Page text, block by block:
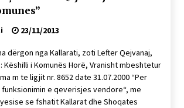
23/11/2013
dërgon nga Kallarati, zoti Lefter Qejvanaj,
i Komunës Horë, Vranisht mbeshtetur
m te ligjit nr. 8652 date 31.07.2000 “Per
e qeverisjes vendore“, me
se fshatit Kallarat dhe Shoqates